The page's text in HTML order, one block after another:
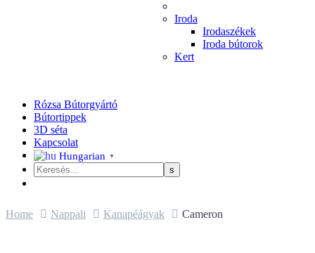
Iroda
Irodaszékek
Iroda bútorok
Kert
Rózsa Bútorgyártó
Bútortippek
3D séta
Kapcsolat
Hungarian ▼
Home Nappali Kanapéágyak Cameron